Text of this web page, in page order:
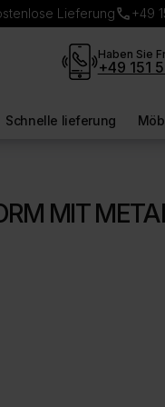
Lieferungcall+49
Haben Sie
+49 151
Schnelle lieferung
MIT